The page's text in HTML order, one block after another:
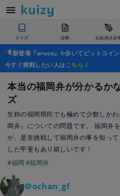
クイズ 診断 お絵描き診
新登場『aruco』✨歩いてビットコイ
今すぐ挑戦したい人はこちら ！
本当の福岡弁が分かるか
ズ
生粋の福岡県民でも極めて少数しか
岡弁』についての問題です。 福岡弁
が、是非挑戦して福岡弁の事を知っ
した甲斐もあり嬉しいです！
#福岡 #福岡弁
＠ochan_gf